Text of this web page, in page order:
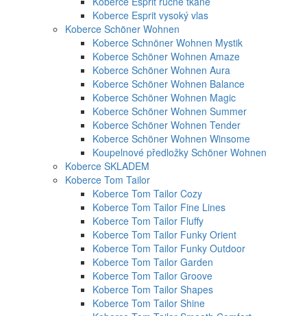
Koberce Esprit vysoký vlas
Koberce Schöner Wohnen
Koberce Schnöner Wohnen Mystik
Koberce Schöner Wohnen Amaze
Koberce Schöner Wohnen Aura
Koberce Schöner Wohnen Balance
Koberce Schöner Wohnen Magic
Koberce Schöner Wohnen Summer
Koberce Schöner Wohnen Tender
Koberce Schöner Wohnen Winsome
Koupelnové předložky Schöner Wohnen
Koberce SKLADEM
Koberce Tom Tailor
Koberce Tom Tailor Cozy
Koberce Tom Tailor Fine Lines
Koberce Tom Tailor Fluffy
Koberce Tom Tailor Funky Orient
Koberce Tom Tailor Funky Outdoor
Koberce Tom Tailor Garden
Koberce Tom Tailor Groove
Koberce Tom Tailor Shapes
Koberce Tom Tailor Shine